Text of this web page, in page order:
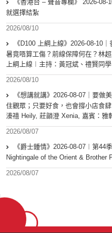
《香港台 – 聲音專欄》 2026-
就選擇結紮
2026/08/10
《D100 上綱上線》2026-08-10
暑竟唔算工傷？前線保障何在？林
上綱上線︱主持：黃冠斌、禮賢同
2026/08/10
《想講就講》2026-08-07｜要做
住觀眾；只要好食，也會撐小店食
溱禧 Heily, 莊韻澄 Xenia, 嘉賓：雅
2026/08/07
《爵士鍾情》2026-08-07︱第44
Nightingale of the Orient & Brother
2026/08/07